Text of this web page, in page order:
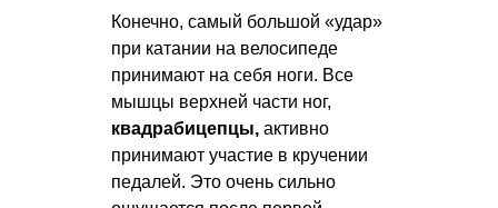
Конечно, самый большой «удар»
при катании на велосипеде
принимают на себя ноги. Все
мышцы верхней части ног,
квадрабицепцы, активно
принимают участие в кручении
педалей. Это очень сильно